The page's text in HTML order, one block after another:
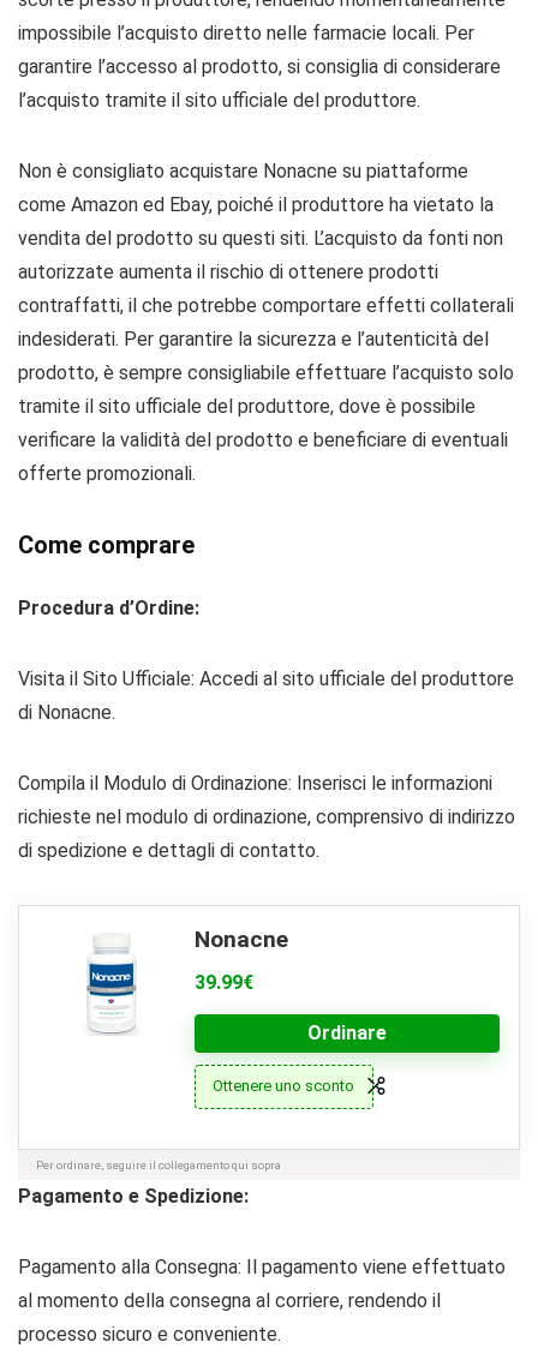
impossibile l’acquisto diretto nelle farmacie locali. Per
garantire l’accesso al prodotto, si consiglia di considerare
l’acquisto tramite il sito ufficiale del produttore.
Non è consigliato acquistare Nonacne su piattaforme
come Amazon ed Ebay, poiché il produttore ha vietato la
vendita del prodotto su questi siti. L’acquisto da fonti non
autorizzate aumenta il rischio di ottenere prodotti
contraffatti, il che potrebbe comportare effetti collaterali
indesiderati. Per garantire la sicurezza e l’autenticità del
prodotto, è sempre consigliabile effettuare l’acquisto solo
tramite il sito ufficiale del produttore, dove è possibile
verificare la validità del prodotto e beneficiare di eventuali
offerte promozionali.
Come comprare
Procedura d’Ordine:
Visita il Sito Ufficiale: Accedi al sito ufficiale del produttore
di Nonacne.
Compila il Modulo di Ordinazione: Inserisci le informazioni
richieste nel modulo di ordinazione, comprensivo di indirizzo
di spedizione e dettagli di contatto.
Nonacne
39.99€
Ordinare
Ottenere uno sconto
Per ordinare, seguire il collegamento qui sopra
Pagamento e Spedizione:
Pagamento alla Consegna: Il pagamento viene effettuato
al momento della consegna al corriere, rendendo il
processo sicuro e conveniente.